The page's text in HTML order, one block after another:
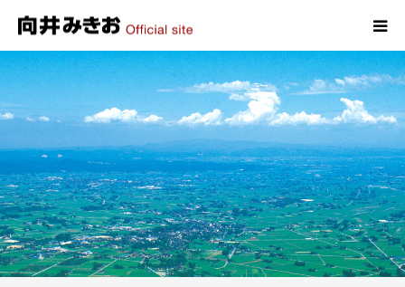
HOME
プロフィール
政策
活動報告